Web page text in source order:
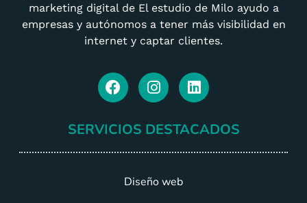
marketing digital de El estudio de Milo ayudo a
empresas y autónomos a tener más visibilidad en
internet y captar clientes.
SERVICIOS DESTACADOS
Diseño web